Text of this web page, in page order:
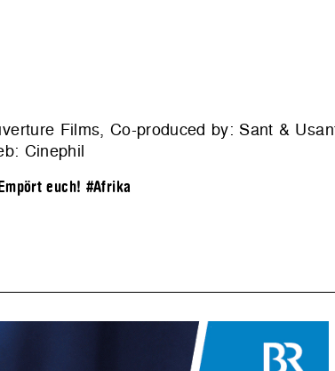
Films, Co-produced by: Sant &
Cinephil
euch! #Afrika